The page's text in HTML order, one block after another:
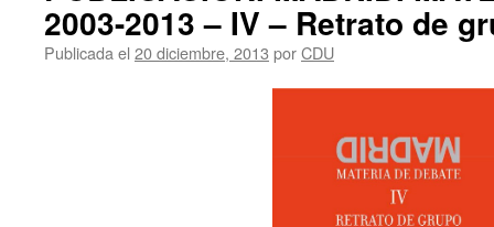
2003-2013 – IV – Retrato de
Publicada el 20 diciembre, 2013 porCDU